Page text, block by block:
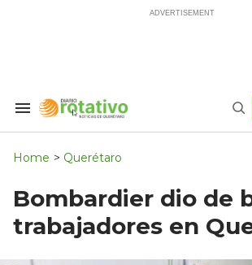
Search
Navigation
Home > Querétaro
Bombardier dio de
trabajadores en